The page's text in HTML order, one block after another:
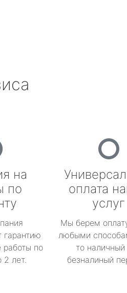
на
по
гарантию
работы по
2 лет.
оплата
услуг
Мы берем
любыми
то наличный
безналиный